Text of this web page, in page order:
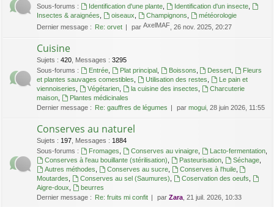
Sous-forums :
Identification d'une plante, Identification d'un insecte,
Insectes & araignées
oiseaux Champignons
météorologie
Dernier message : Re: orvet par AxelMAF , 26 nov. 2025, 20:27
Cuisine
Sujets : 420 Messages : 3295
Sous-forums :
Entrée, Plat principal, Boissons Dessert
Fleurs
et plantes sauvages comestibles
Utilisation des restes
Le pain et
viennoiseries
Végétarien, la cuisine des insectes
Charcuterie
maison
Plantes médicinales
Dernier message : Re: gauffres de légumes par mogui , 28 juin 2026, 11:55
Conserves au naturel
Sujets : 197 Messages : 1884
Sous-forums :
Fromages Conserves au vinaigre, Lacto-fermentation,
Conserves à l'eau bouillante (stérilisation)
Pasteurisation, Séchage,
Autres méthodes
Conserves au sucre, Conserves à l'huile,
Moutardes
Conserves au sel (Saumures) Coservation des oeufs
Aigre-doux
beurres
Dernier message : Re: fruits mi confit par Zara , 21 juil. 2026, 10:33